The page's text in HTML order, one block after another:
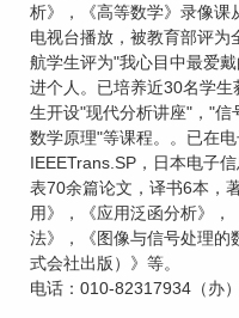
析》，《高等数学》录像课
电视台播放，被教育部评
航学生评为"我心目中最爱
进个人。已培养近30名学
生开设"现代分析讲座"，"信
数学原理"等课程。。已在
IEEETrans.SP，日本电子
表70余篇论文，译书6本，
用》，《应用泛函分析》
法》，《图像与信号处理的
式会社出版）》等。
电话：010-82317934（办